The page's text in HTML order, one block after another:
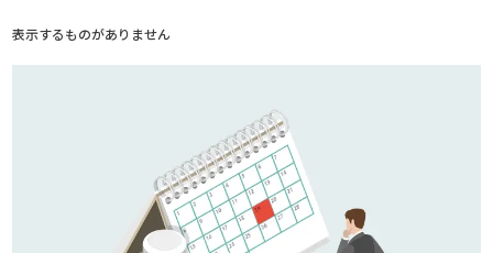
表示するものがありません